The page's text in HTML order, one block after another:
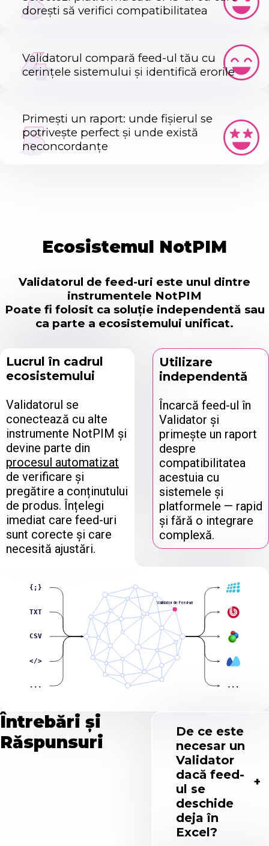
dorești să verifici compatibilitatea
Validatorul compară feed-ul tău cu
cerințele sistemului și identifică erorile
4
Primești un raport: unde fișierul se
potrivește perfect și unde există
neconcordanțe
5
Ecosistemul NotPIM
Validatorul de feed-uri este unul dintre
instrumentele NotPIM
Poate fi folosit ca soluție independentă sau
ca parte a ecosistemului unificat.
Lucrul în cadrul
ecosistemului
Validatorul se
conectează cu alte
instrumente NotPIM și
devine parte din
procesul automatizat
de verificare și
pregătire a conținutului
de produs. Înțelegi
imediat care feed-uri
sunt corecte și care
necesită ajustări.
Utilizare
independentă
Încarcă feed-ul în
Validator și
primește un raport
despre
compatibilitatea
acestuia cu
sistemele și
platformele — rapid
și fără o integrare
complexă.
{;}
TXT
CSV
</>
...
Validator de Feed-uri
...
Întrebări și
Răspunsuri
De ce este
necesar un
Validator
dacă feed-
ul se
deschide
deja în
Excel?